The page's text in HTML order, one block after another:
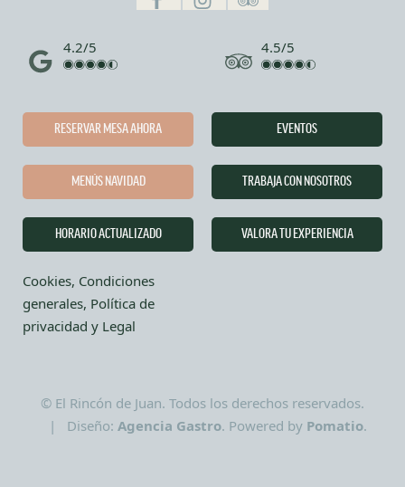
4.2/5 4.5/5
RESERVAR MESA AHORA
MENÚS NAVIDAD
HORARIO ACTUALIZADO
Cookies, Condiciones
generales, Política de
privacidad y Legal
EVENTOS
TRABAJA CON NOSOTROS
VALORA TU EXPERIENCIA
© El Rincón de Juan. Todos los derechos reservados.
| Diseño: Agencia Gastro. Powered by Pomatio.